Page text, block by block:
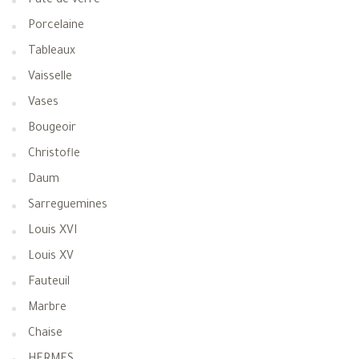
Porcelaine
Tableaux
Vaisselle
Vases
Bougeoir
Christofle
Daum
Sarreguemines
Louis XVI
Louis XV
Fauteuil
Marbre
Chaise